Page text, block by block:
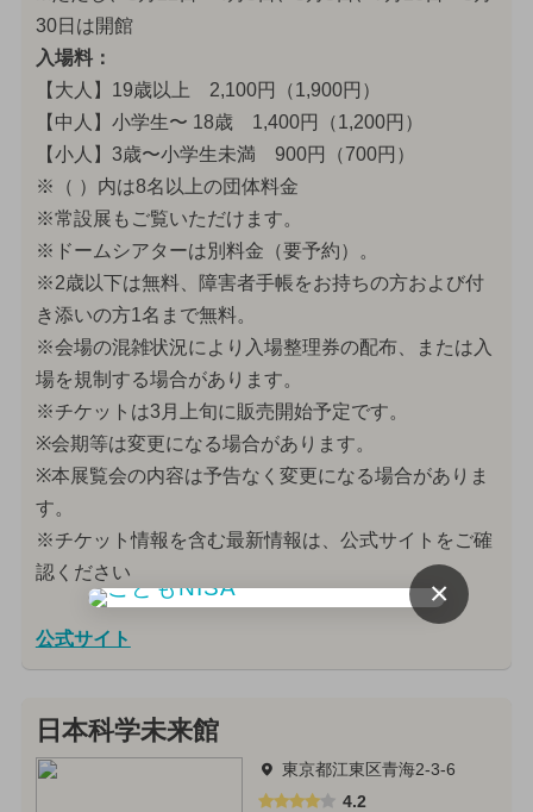
30日は開館
入場料：
【大人】19歳以上 2,100円（1,900円）
【中人】小学生〜 18歳 1,400円（1,200円）
【小人】3歳〜小学生未満 900円（700円）
※（ ）内は8名以上の団体料金
※常設展もご覧いただけます。
※ドームシアターは別料金（要予約）。
※2歳以下は無料、障害者手帳をお持ちの方および付
き添いの方1名まで無料。
※会場の混雑状況により入場整理券の配布、または入
場を規制する場合があります。
※チケットは3月上旬に販売開始予定です。
※会期等は変更になる場合があります。
※本展覧会の内容は予告なく変更になる場合がありま
す。
※チケット情報を含む最新情報は、公式サイトをご確
認ください
公式サイト
日本科学未来館
東京都江東区青海2-3-6
4.2
×